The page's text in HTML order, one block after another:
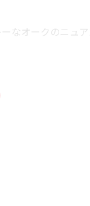
なオークのニュ